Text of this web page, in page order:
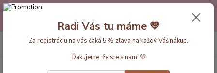
Máte nejakú otázku alebo váhate s výberom? Neváhajte a zavolajte
pokojne aj večer alebo cez víkend. Sme tu pre Vás.💛 Petra a babička
Monička
EUR
+420 777 610 855
Radi Vás tu máme 💛
Za registráciu na vás čaká 5 % zľava na každý Váš nákup.
Ďakujeme, že ste s nami 💛